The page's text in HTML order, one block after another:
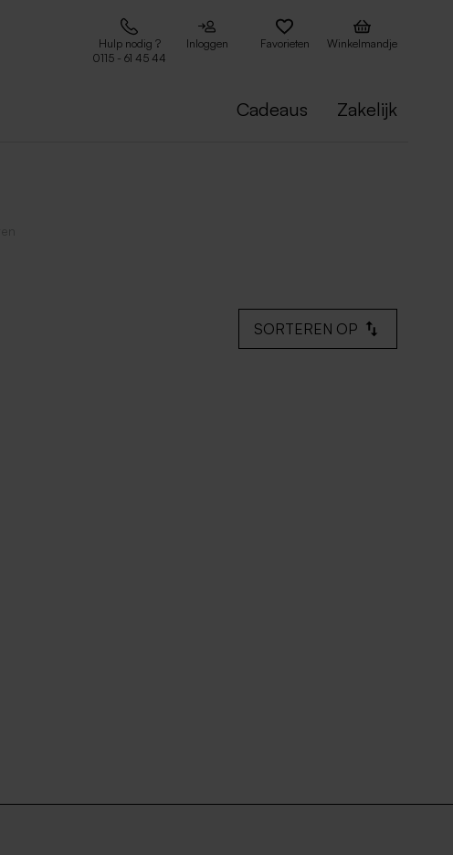
Hulp nodig ?
0115 - 61 45 44
Inloggen Favorieten Winkelmandje
Cadeaus Zakelijk
SORTEREN OP